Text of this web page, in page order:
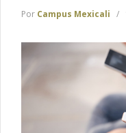
Por Campus Mexicali